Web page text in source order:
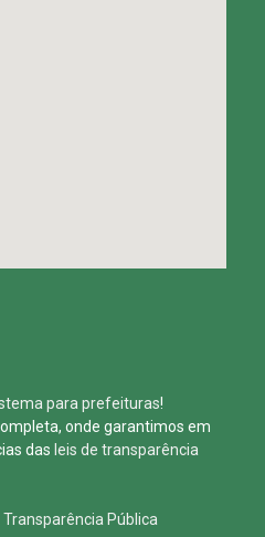
para prefeituras!
onde garantimos em
das leis de transparência
Transparência Pública